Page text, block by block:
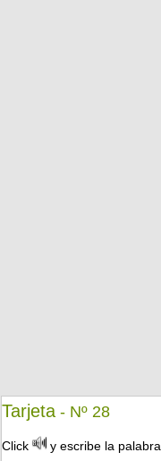
Tarjeta- Nº 28
Click y escribe la palabra